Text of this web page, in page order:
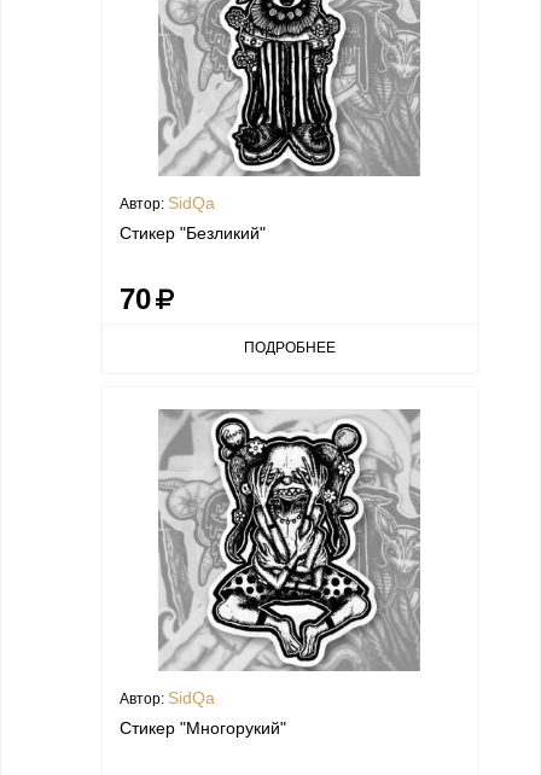
Автор: SidQa
Стикер "Безликий"
70
ПОДРОБНЕЕ
Автор: SidQa
Стикер "Многорукий"